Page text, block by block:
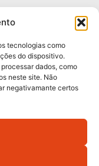
tecnologias como
do dispositivo.
dados, como
neste site. Não
negativamante certos